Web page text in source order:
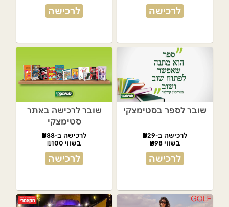
לרכישה לרכישה
שובר לספר בסטימצקי
לרכישה ב-₪29
בשווי ₪98
לרכישה
שובר לרכישה באתר
סטימצקי
לרכישה ב-₪88
בשווי ₪100
לרכישה